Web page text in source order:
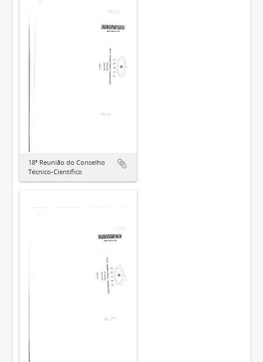
18ª Reunião do Conselho
Técnico-Científico